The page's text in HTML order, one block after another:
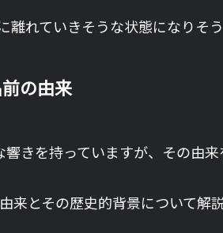
れていきそうな状態になりそう
の由来
きを持っていますが、その由
とその歴史的背景について解説